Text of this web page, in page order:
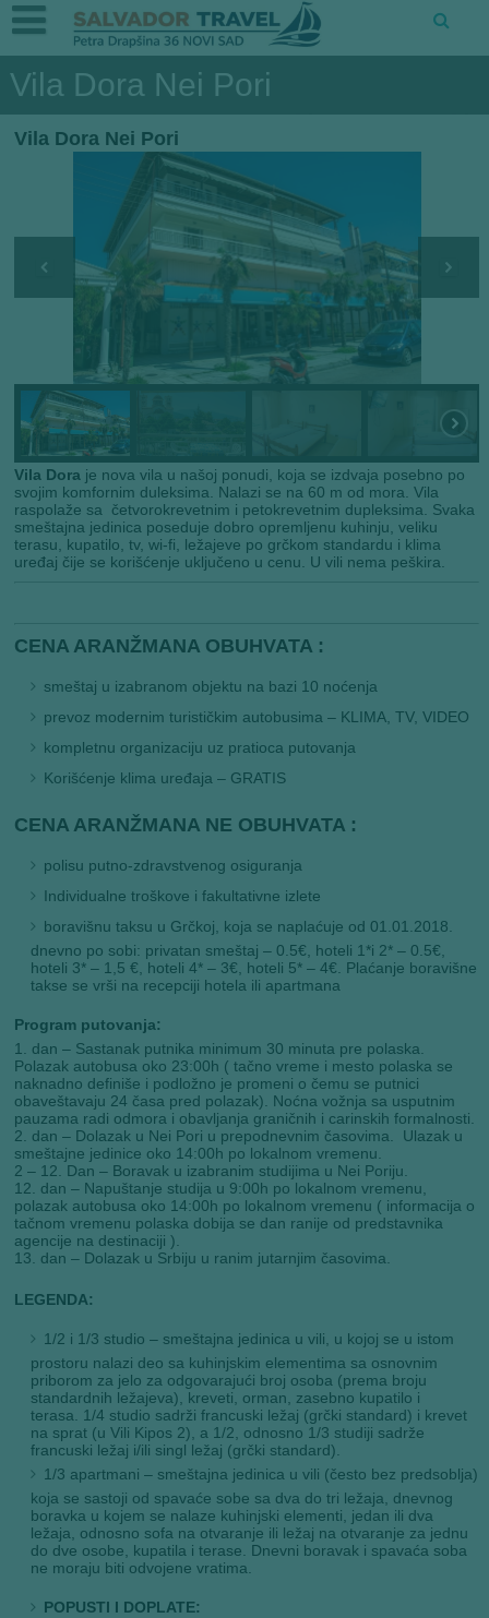
Vila Dora Nei Pori
Vila Dora Nei Pori
Vila Dora je nova vila u našoj ponudi, koja se izdvaja posebno po
svojim komfornim duleksima. Nalazi se na 60 m od mora. Vila
raspolaže sa četvorokrevetnim i petokrevetnim dupleksima. Svaka
smeštajna jedinica poseduje dobro opremljenu kuhinju, veliku
terasu, kupatilo, tv, wi-fi, ležajeve po grčkom standardu i klima
uređaj čije se korišćenje uključeno u cenu. U vili nema peškira.
CENA ARANŽMANA OBUHVATA :
smeštaj u izabranom objektu na bazi 10 noćenja
prevoz modernim turističkim autobusima – KLIMA, TV, VIDEO
kompletnu organizaciju uz pratioca putovanja
Korišćenje klima uređaja – GRATIS
CENA ARANŽMANA NE OBUHVATA :
polisu putno-zdravstvenog osiguranja
Individualne troškove i fakultativne izlete
boravišnu taksu u Grčkoj, koja se naplaćuje od 01.01.2018.
dnevno po sobi: privatan smeštaj – 0.5€, hoteli 1*i 2* – 0.5€,
hoteli 3* – 1,5 €, hoteli 4* – 3€, hoteli 5* – 4€. Plaćanje boravišne
takse se vrši na recepciji hotela ili apartmana
Program putovanja:
1. dan – Sastanak putnika minimum 30 minuta pre polaska.
Polazak autobusa oko 23:00h ( tačno vreme i mesto polaska se
naknadno definiše i podložno je promeni o čemu se putnici
obaveštavaju 24 časa pred polazak). Noćna vožnja sa usputnim
pauzama radi odmora i obavljanja graničnih i carinskih formalnosti.
2. dan – Dolazak u Nei Pori u prepodnevnim časovima. Ulazak u
smeštajne jedinice oko 14:00h po lokalnom vremenu.
2 – 12. Dan – Boravak u izabranim studijima u Nei Poriju.
12. dan – Napuštanje studija u 9:00h po lokalnom vremenu,
polazak autobusa oko 14:00h po lokalnom vremenu ( informacija o
tačnom vremenu polaska dobija se dan ranije od predstavnika
agencije na destinaciji ).
13. dan – Dolazak u Srbiju u ranim jutarnjim časovima.
LEGENDA:
1/2 i 1/3 studio – smeštajna jedinica u vili, u kojoj se u istom
prostoru nalazi deo sa kuhinjskim elementima sa osnovnim
priborom za jelo za odgovarajući broj osoba (prema broju
standardnih ležajeva), kreveti, orman, zasebno kupatilo i
terasa. 1/4 studio sadrži francuski ležaj (grčki standard) i krevet
na sprat (u Vili Kipos 2), a 1/2, odnosno 1/3 studiji sadrže
francuski ležaj i/ili singl ležaj (grčki standard).
1/3 apartmani – smeštajna jedinica u vili (često bez predsoblja)
koja se sastoji od spavaće sobe sa dva do tri ležaja, dnevnog
boravka u kojem se nalaze kuhinjski elementi, jedan ili dva
ležaja, odnosno sofa na otvaranje ili ležaj na otvaranje za jednu
do dve osobe, kupatila i terase. Dnevni boravak i spavaća soba
ne moraju biti odvojene vratima.
POPUSTI I DOPLATE: